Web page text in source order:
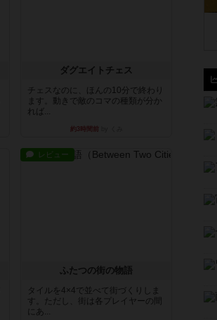
ダグエイトチェス
チェスなのに、ほんの10分で終わり
ます。動きで敵のコマの種類が分か
れば...
約3時間前
レビュー
ふたつの街の物語
タイルを4×4で並べて街づくりしま
す。ただし、街は各プレイヤーの間
にあ...